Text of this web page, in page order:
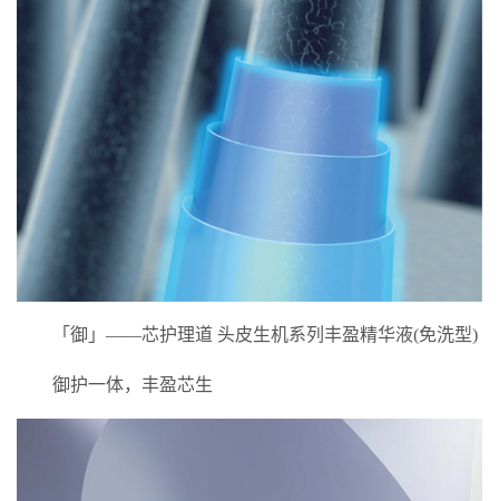
「御」——芯护理道 头皮生机系列丰盈精华液(免洗型)
御护一体，丰盈芯生